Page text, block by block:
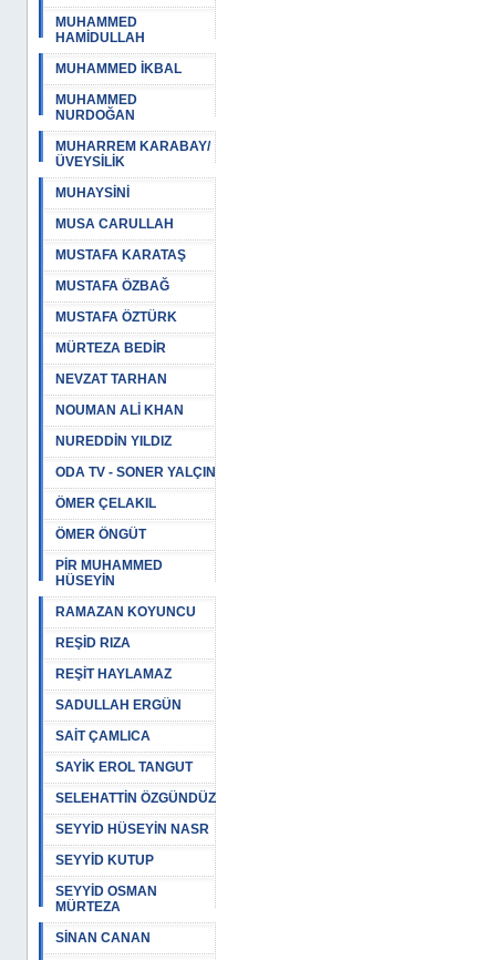
MUHAMMED
HAMİDULLAH
MUHAMMED İKBAL
MUHAMMED
NURDOĞAN
MUHARREM KARABAY/
ÜVEYSİLİK
MUHAYSİNİ
MUSA CARULLAH
MUSTAFA KARATAŞ
MUSTAFA ÖZBAĞ
MUSTAFA ÖZTÜRK
MÜRTEZA BEDİR
NEVZAT TARHAN
NOUMAN ALİ KHAN
NUREDDİN YILDIZ
ODA TV - SONER YALÇIN
ÖMER ÇELAKIL
ÖMER ÖNGÜT
PİR MUHAMMED
HÜSEYİN
RAMAZAN KOYUNCU
REŞİD RIZA
REŞİT HAYLAMAZ
SADULLAH ERGÜN
SAİT ÇAMLICA
SAYİK EROL TANGUT
SELEHATTİN ÖZGÜNDÜZ
SEYYİD HÜSEYİN NASR
SEYYİD KUTUP
SEYYİD OSMAN
MÜRTEZA
SİNAN CANAN